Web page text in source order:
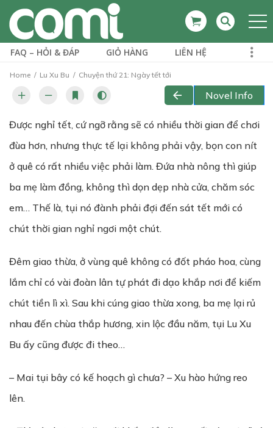
FAQ – HỎI & ĐÁP GIỎ HÀNG LIÊN HỆ
Home Lu Xu Bu Chuyện thứ 21: Ngày tết tới
Novel Info
Được nghỉ tết, cứ ngỡ rằng sẽ có nhiều thời gian để chơi
đùa hơn, nhưng thực tế lại không phải vậy, bọn con nít
ở quê có rất nhiều việc phải làm. Đứa nhà nông thì giúp
ba mẹ làm đồng, không thì dọn dẹp nhà cửa, chăm sóc
em… Thế là, tụi nó đành phải đợi đến sát tết mới có
chút thời gian nghỉ ngơi một chút.
Đêm giao thừa, ở vùng quê không có đốt pháo hoa, cùng
lắm chỉ có vài đoàn lân tự phát đi dạo khắp nơi để kiếm
chút tiền lì xì. Sau khi cúng giao thừa xong, ba mẹ lại rủ
nhau đến chùa thắp hương, xin lộc đầu năm, tụi Lu Xu
Bu ấy cũng được đi theo…
– Mai tụi bây có kế hoạch gì chưa? – Xu hào hứng reo
lên.